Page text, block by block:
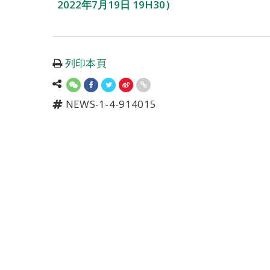
2022年7月19日 19H30）
列印本頁
NEWS-1-4-914015